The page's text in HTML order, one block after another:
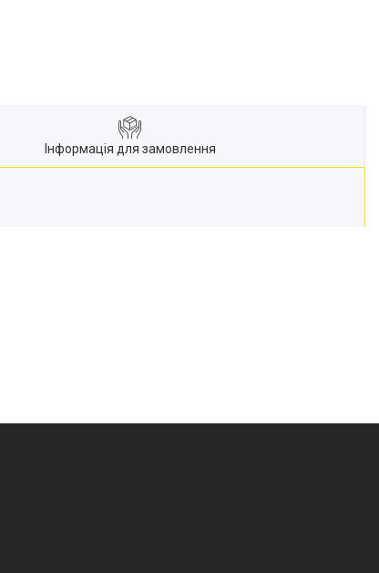
Інформація для замовлення